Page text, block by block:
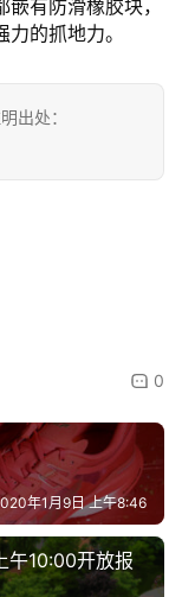
有防滑橡胶块，
的抓地力。
出处：
0
年1月9日 上午8:46
午10:00开放报